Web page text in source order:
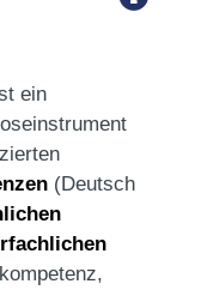
ein
(Deutsch